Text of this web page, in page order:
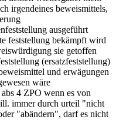
irgendeines beweismittels,
ausgeführt
feststellung bekämpft wird
sie getoffen
(ersatzfeststellung)
und erwägungen
wäre
4 ZPO wenn es von
immer durch urteil "nicht
"abändern", darf es nicht